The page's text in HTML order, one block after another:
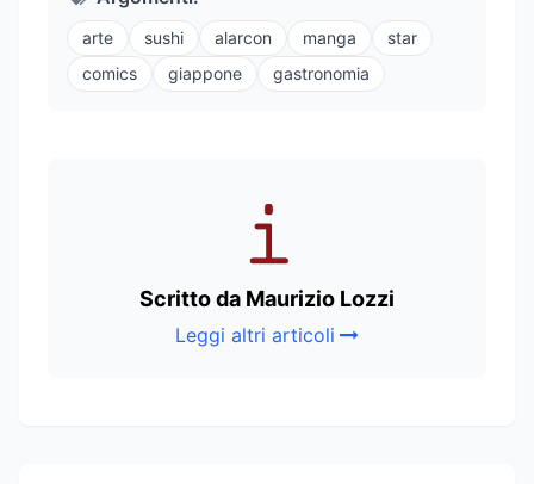
arte sushi alarcon manga
star
comics
giappone gastronomia
Scritto da Maurizio Lozzi
Leggi altri articoli